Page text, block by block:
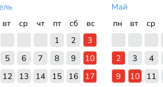
вт ср чт пт сб
вс
1
2
3
5 6 7 8 9
10
12 13 14 15 16
17
Май
пн
вт ср
2
3 4
9
10 11